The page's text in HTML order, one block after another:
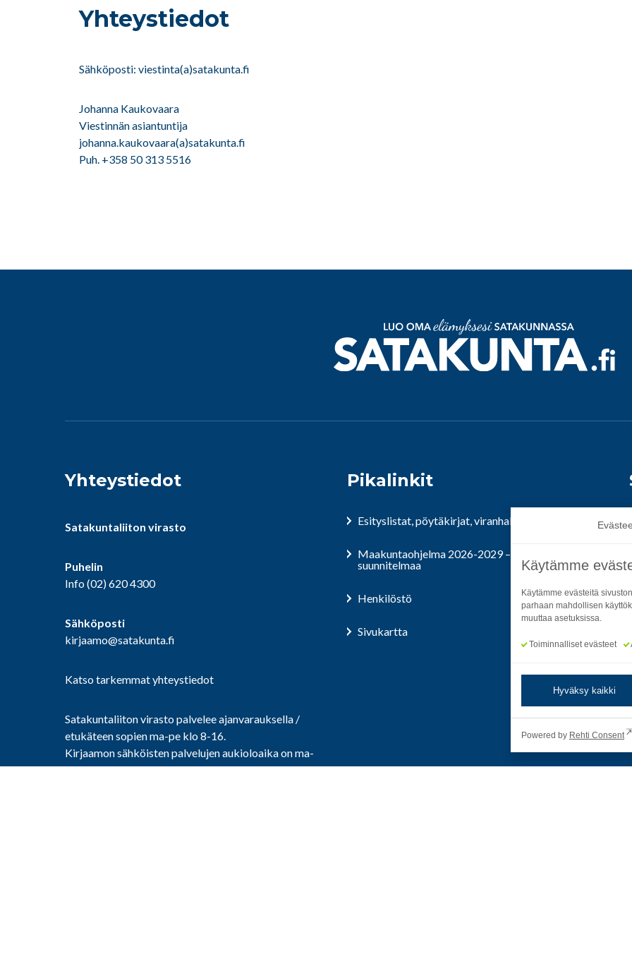
Käytämme
Käytämme evästeitä
parhaan mahdollisen
muuttaa asetuksissa.
Toiminnalliset evästeet
Hyväksy kaikki
Powered by Rehti Consent
Yhteystiedot
Sähköposti: viestinta(a)satakunta.fi
Johanna Kaukovaara
Viestinnän asiantuntija
johanna.kaukovaara(a)satakunta.fi
Puh. +358 50 313 5516
Yhteystiedot
Satakuntaliiton virasto
Puhelin
Info(02) 620 4300
Sähköposti
kirjaamo@satakunta.fi
Katso tarkemmat yhteystiedot
Satakuntaliiton virasto palvelee ajanvarauksella /
etukäteen sopien ma-pe klo 8-16.
Kirjaamon sähköisten palvelujen aukioloaika on ma-
pe klo 9-15.
Pikalinkit
Esityslistat, pöytäkirjat, viranhaltijapäätökset
Maakuntaohjelma 2026-2029 – Satakunta
suunnitelmaa
Henkilöstö
Sivukartta